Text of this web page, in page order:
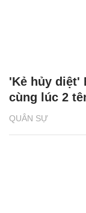
QUÂN SỰ
'Kẻ hủy diệt'
cùng lúc 2